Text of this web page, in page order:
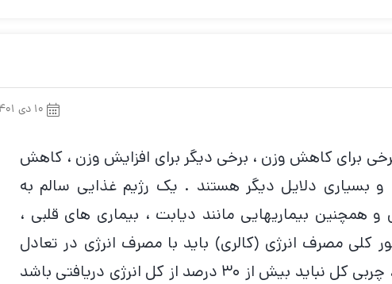
۱۰ دی ۱۴۰۱
برای کاهش وزن ، برخی دیگر برای افزایش وزن ، کاهش
و بسیاری دلایل دیگر هستند . یک رژیم غذایی سالم به
بیماریهایی مانند دیابت ، بیماری های قلبی ،
مصرف انرژی (کالری) باید با مصرف انرژی در تعادل
باشد. برای جلوگیری از افزایش وزن ناسالم ، چربی کل نباید بیش از ۳۰ درصد از کل انرژی دریافتی باشد